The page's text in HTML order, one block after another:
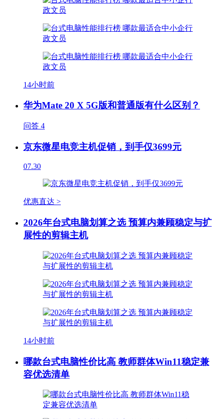
14小时前
华为Mate 20 X 5G版和普通版有什么区别？
问答 4
京东微星电竞主机促销，到手仅3699元
07.30
优惠直达 >
2026年台式电脑划算之选 预算内兼顾稳定与扩
展性的剪辑主机
14小时前
哪款台式电脑性价比高 教师群体Win11稳定兼
容优选清单